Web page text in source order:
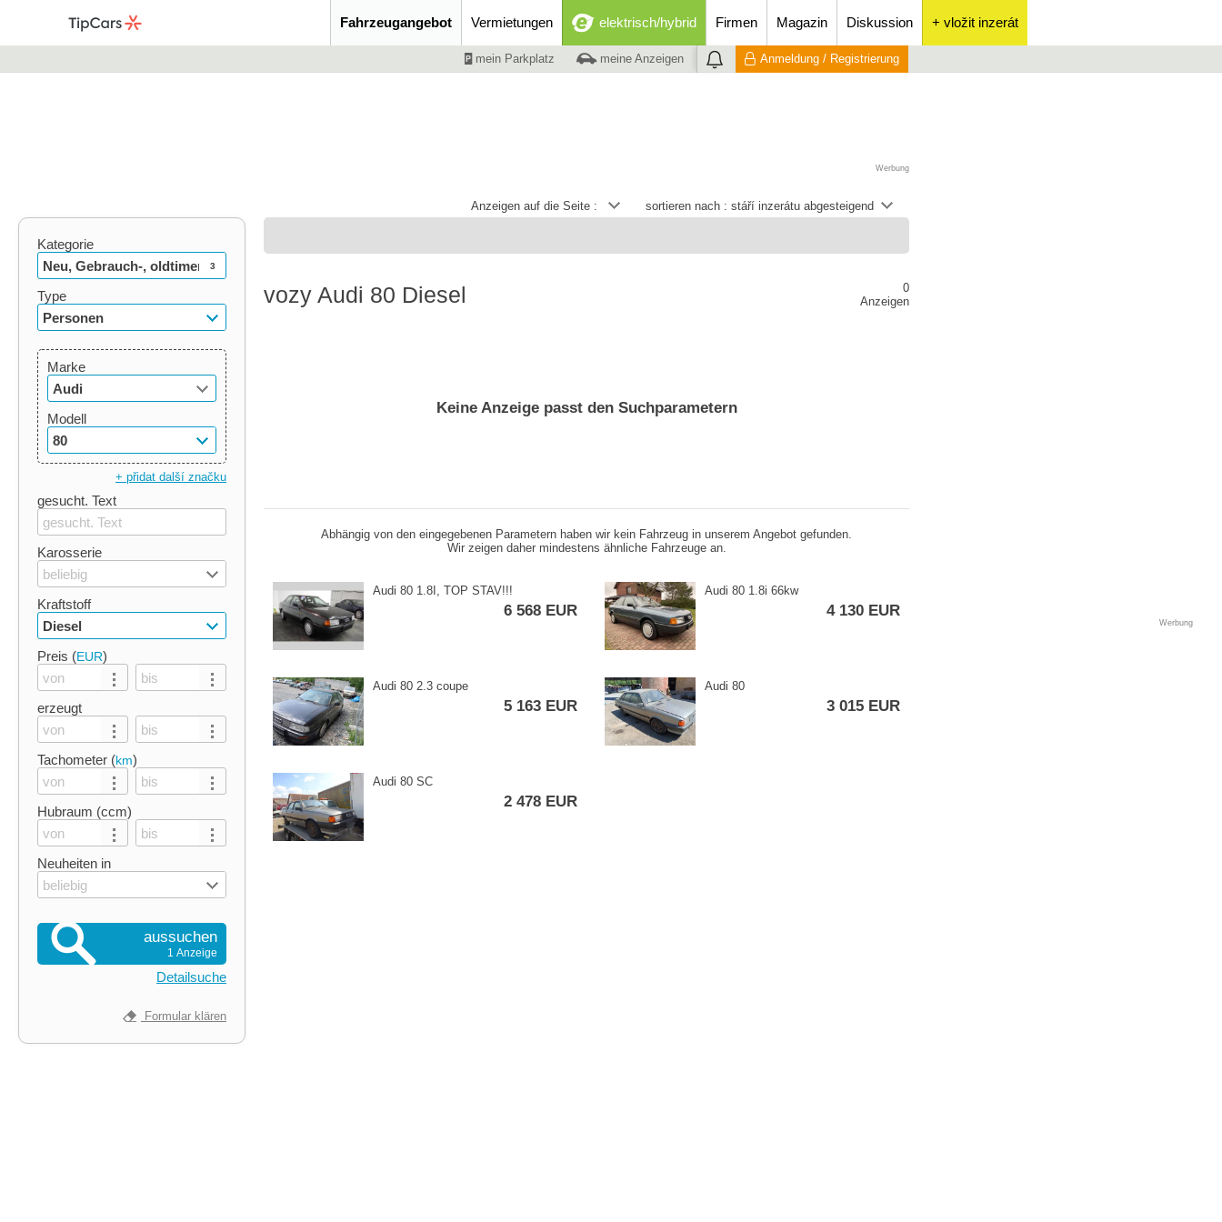
Fahrzeugangebot Vermietungen elektrisch/hybrid Firmen Magazin Diskussion + vložit inzerát
mein Parkplatz meine Anzeigen Anmeldung / Registrierung
Werbung
sortieren nach : stáří inzerátu abgesteigend
Anzeigen auf die Seite :
Kategorie
Neu, Gebrauch-, oldtimer
3
Type
Personen
Marke
Audi
Modell
80
+ přidat další značku
gesucht. Text
Karosserie
beliebig
Kraftstoff
Diesel
Preis (EUR)
erzeugt
Tachometer (km)
Hubraum (ccm)
Neuheiten in
beliebig
aussuchen
1 Anzeige
Detailsuche
Formular klären
vozy Audi 80 Diesel
0
Anzeigen
Keine Anzeige passt den Suchparametern
Abhängig von den eingegebenen Parametern haben wir kein Fahrzeug in unserem Angebot gefunden.
Wir zeigen daher mindestens ähnliche Fahrzeuge an.
Audi 80 1.8I,​ TOP STAV!!!
6 568 EUR
Audi 80 1.8i 66kw
4 130 EUR
Audi 80 2.3 coupe
5 163 EUR
Audi 80
3 015 EUR
Audi 80 SC
2 478 EUR
Werbung